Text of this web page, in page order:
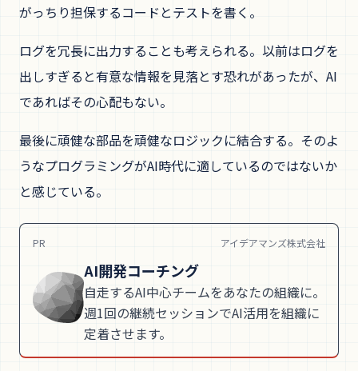
がっちり担保するコードとテストを書く。
ログを冗長に出力することも考えられる。以前はログを
出しすぎると有意な情報を見落とす恐れがあったが、AI
であればその心配もない。
最後に頑健な部品を頑健なロジックに結合する。そのよ
うなプログラミングがAI時代に適しているのではないか
と感じている。
PR アイデアマンズ株式会社
AI開発コーチング
自走するAI中心チームをあなたの組織に。
週1回の継続セッションでAI活用を組織に
定着させます。